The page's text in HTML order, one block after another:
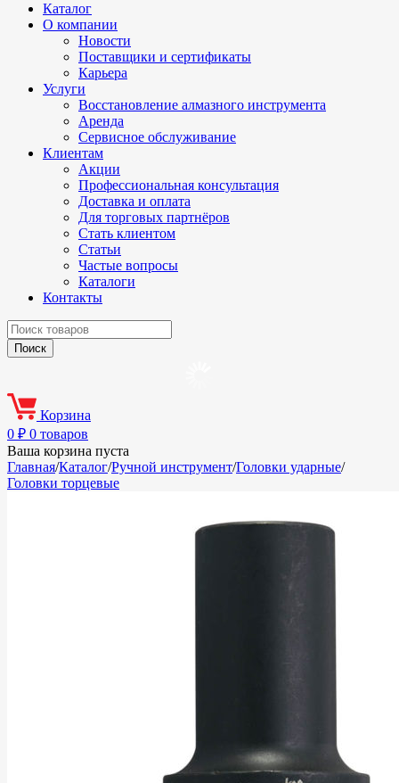
Каталог
О компании
Новости
Поставщики и сертификаты
Карьера
Услуги
Восстановление алмазного инструмента
Аренда
Сервисное обслуживание
Клиентам
Акции
Профессиональная консультация
Доставка и оплата
Для торговых партнёров
Стать клиентом
Статьи
Частые вопросы
Каталоги
Контакты
Корзина
0 ₽ 0 товаров
Ваша корзина пуста
Главная/Каталог/Ручной инструмент/Головки ударные/
Головки торцевые